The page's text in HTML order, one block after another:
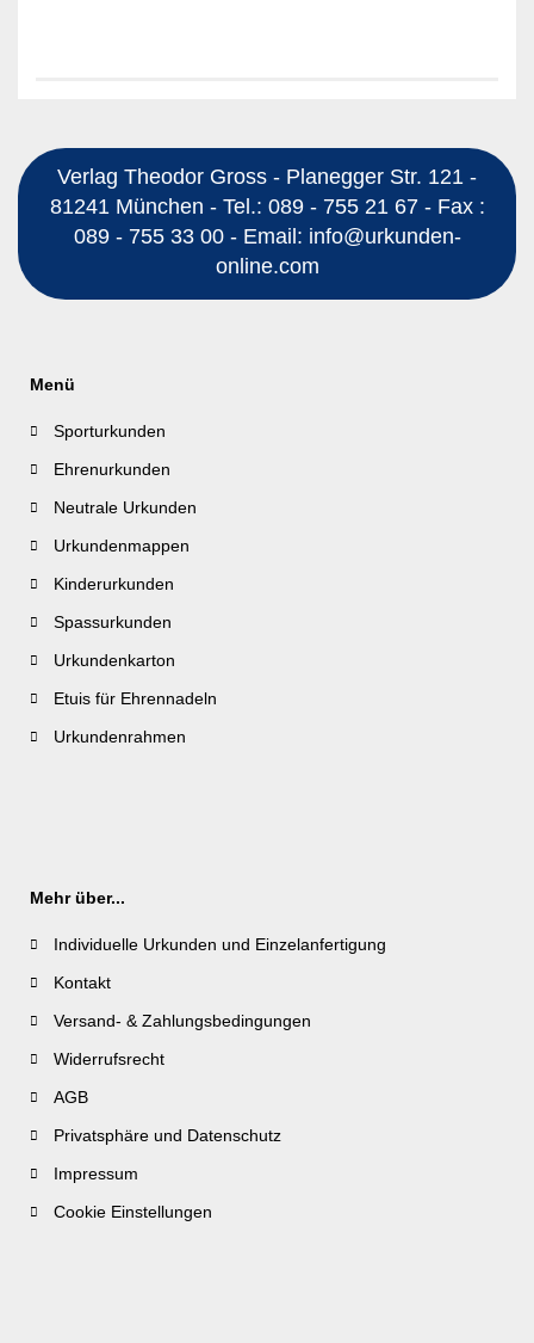
Verlag Theodor Gross - Planegger Str. 121 -
81241 München - Tel.: 089 - 755 21 67 - Fax :
089 - 755 33 00 - Email: info@urkunden-
online.com
Menü
Sporturkunden
Ehrenurkunden
Neutrale Urkunden
Urkundenmappen
Kinderurkunden
Spassurkunden
Urkundenkarton
Etuis für Ehrennadeln
Urkundenrahmen
Mehr über...
Individuelle Urkunden und Einzelanfertigung
Kontakt
Versand- & Zahlungsbedingungen
Widerrufsrecht
AGB
Privatsphäre und Datenschutz
Impressum
Cookie Einstellungen